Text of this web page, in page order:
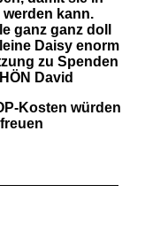
kann.
ganz ganz doll
Daisy enorm
zu Spenden
David
Kosten würden